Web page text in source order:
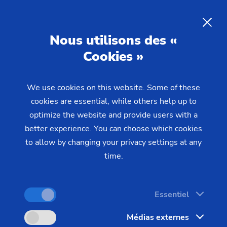
Rectifieuse cylindrique W 11
CNC de EMAG Weiss :
Exécuter rapidement une
multitude de tâches de
rectification successives
Précision dimensionnelle extrême, efficacité
maximale - avec de telles exigences, la rectification
indispensable pour les rectifieurs à façon, la
technologie médicale, la construction mécanique
générale et de nombreux autres secteurs.
Nous utilisons des «
Cookies »
We use cookies on this website. Some of these
cookies are essential, while others help up to
optimize the website and provide users with a
better experience. You can choose which cookies
to allow by changing your privacy settings at any
time.
Essentiel
Médias externes